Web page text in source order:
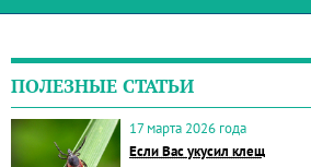
ПОЛЕЗНЫЕ СТАТЬИ
17 марта 2026 года
Если Вас укусил клещ